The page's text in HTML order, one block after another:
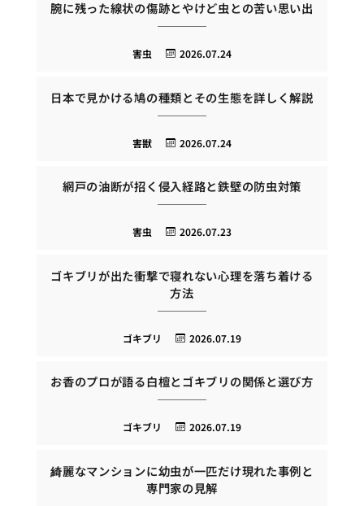
腕に残った線状の傷跡とやけど虫との苦い思い出
2026.07.24
害虫
日本で見かける鳩の種類とその生態を詳しく解説
2026.07.24
害獣
網戸の油断が招く侵入経路と鉄壁の防虫対策
2026.07.23
害虫
ゴキブリが出た衝撃で寝れない心理を落ち着ける
方法
2026.07.19
ゴキブリ
お香のプロが語る白檀とゴキブリの関係と選び方
2026.07.19
ゴキブリ
綺麗なマンションに幼虫が一匹だけ現れた事例と
専門家の見解